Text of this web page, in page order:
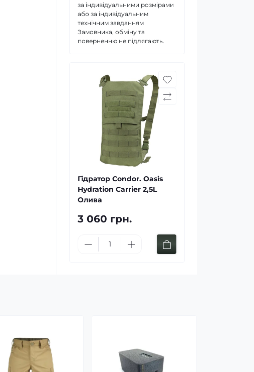
за індивідуальними розмірами
або за індивідуальним
технічним завданням
Замовника, обміну та
поверненню не підлягають.
Гідратор Condor. Oasis
Hydration Carrier 2,5L
Олива
3 060 грн.